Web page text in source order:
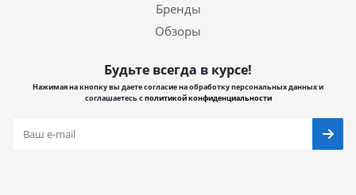
Бренды
Обзоры
Будьте всегда в курсе!
Нажимая на кнопку вы даете согласие на обработку персональных данных и
соглашаетесь сполитикой конфиденциальности